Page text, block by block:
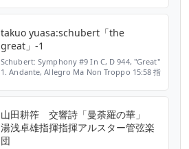
takuo yuasa:schubert「the
great」-1
Schubert: Symphony #9 In C, D 944, "Great"
1. Andante, Allegro Ma Non Troppo 15:58 指
BBCMM...
山田耕筰 交響詩「曼荼羅の華」
湯浅卓雄指揮指揮アルスター管弦楽
団